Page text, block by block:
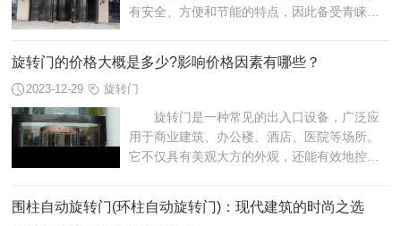
有安全、方便和节能的特点，因此备受青睐。
旋转门的价格大概是多少?影响价格因素有哪些？
2023-12-29 旋转门
旋转门是一种常见的出入口设备，广泛应
用于商业建筑、办公楼、酒店、医院等场所。
它不仅具有美观大方的外观，还能有效地控制
围柱自动旋转门(环柱自动旋转门)：现代建筑的时尚之选